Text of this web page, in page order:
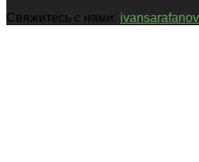
Свяжитесь с нами: